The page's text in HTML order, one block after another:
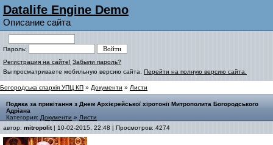
Datalife Engine Demo
Описание сайта
Пароль:
Регистрация на сайте! Забыли пароль?
Вы просматриваете мобильную версию сайта. Перейти на полную версию сайта.
Богородська єпархія УПЦ КП » Документи » Листи
Подяка за привітання з Днем Архієрейської хіротонії Митрополита Богородського
Адріана
Категория: Документи » Листи
автор: mitropolit| 10-02-2015, 22:48 | Просмотров: 4274